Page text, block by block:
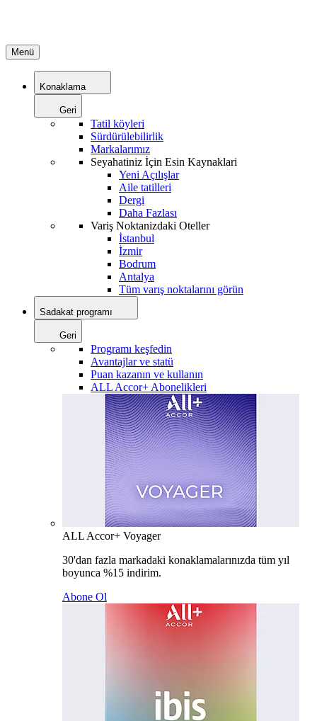
Menü
Konaklama
Geri
Tatil köyleri
Sürdürülebilirlik
Markalarımız
Seyahatiniz İçin Esin Kaynaklari
Yeni Açılışlar
Aile tatilleri
Dergi
Daha Fazlası
Variş Noktanizdaki Oteller
İstanbul
İzmir
Bodrum
Antalya
Tüm varış noktalarını görün
Sadakat programı
Geri
Programı keşfedin
Avantajlar ve statü
Puan kazanın ve kullanın
ALL Accor+ Abonelikleri
ALL Accor+ Voyager
30'dan fazla markadaki konaklamalarınızda tüm yıl
boyunca %15 indirim.
Abone Ol